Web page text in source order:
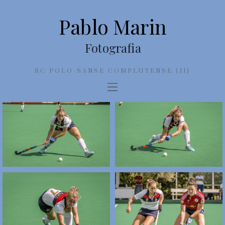
Pablo Marin
Fotografia
RC POLO-SANSE COMPLUTENSE (J1)